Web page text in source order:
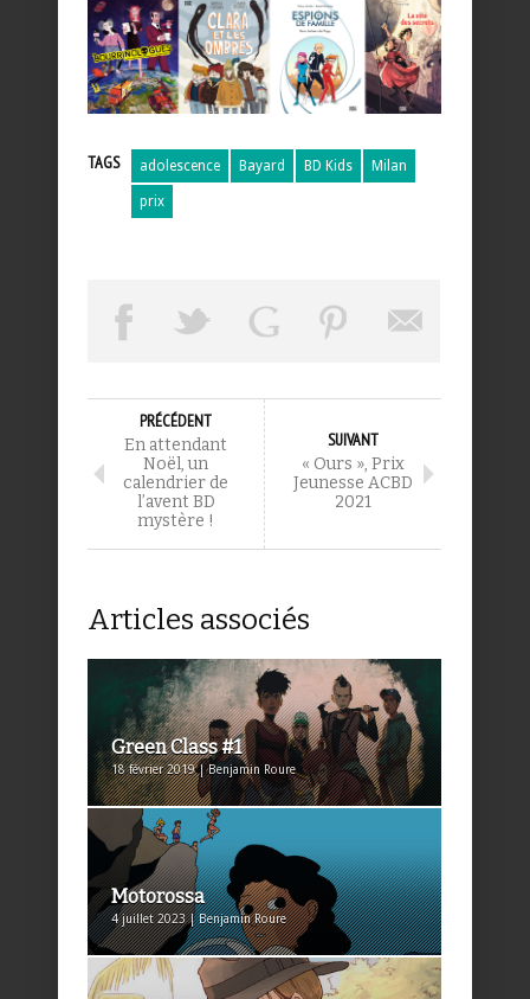
TAGS adolescence Bayard BD Kids Milan
prix
PRÉCÉDENT
En attendant
Noël, un
calendrier de
l’avent BD
mystère !
SUIVANT
« Ours », Prix
Jeunesse ACBD
2021
Articles associés
Green Class #1
18 février 2019 | Benjamin Roure
Motorossa
4 juillet 2023 | Benjamin Roure